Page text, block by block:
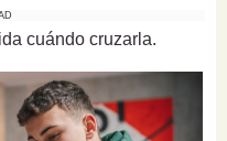
cuándo cruzarla.